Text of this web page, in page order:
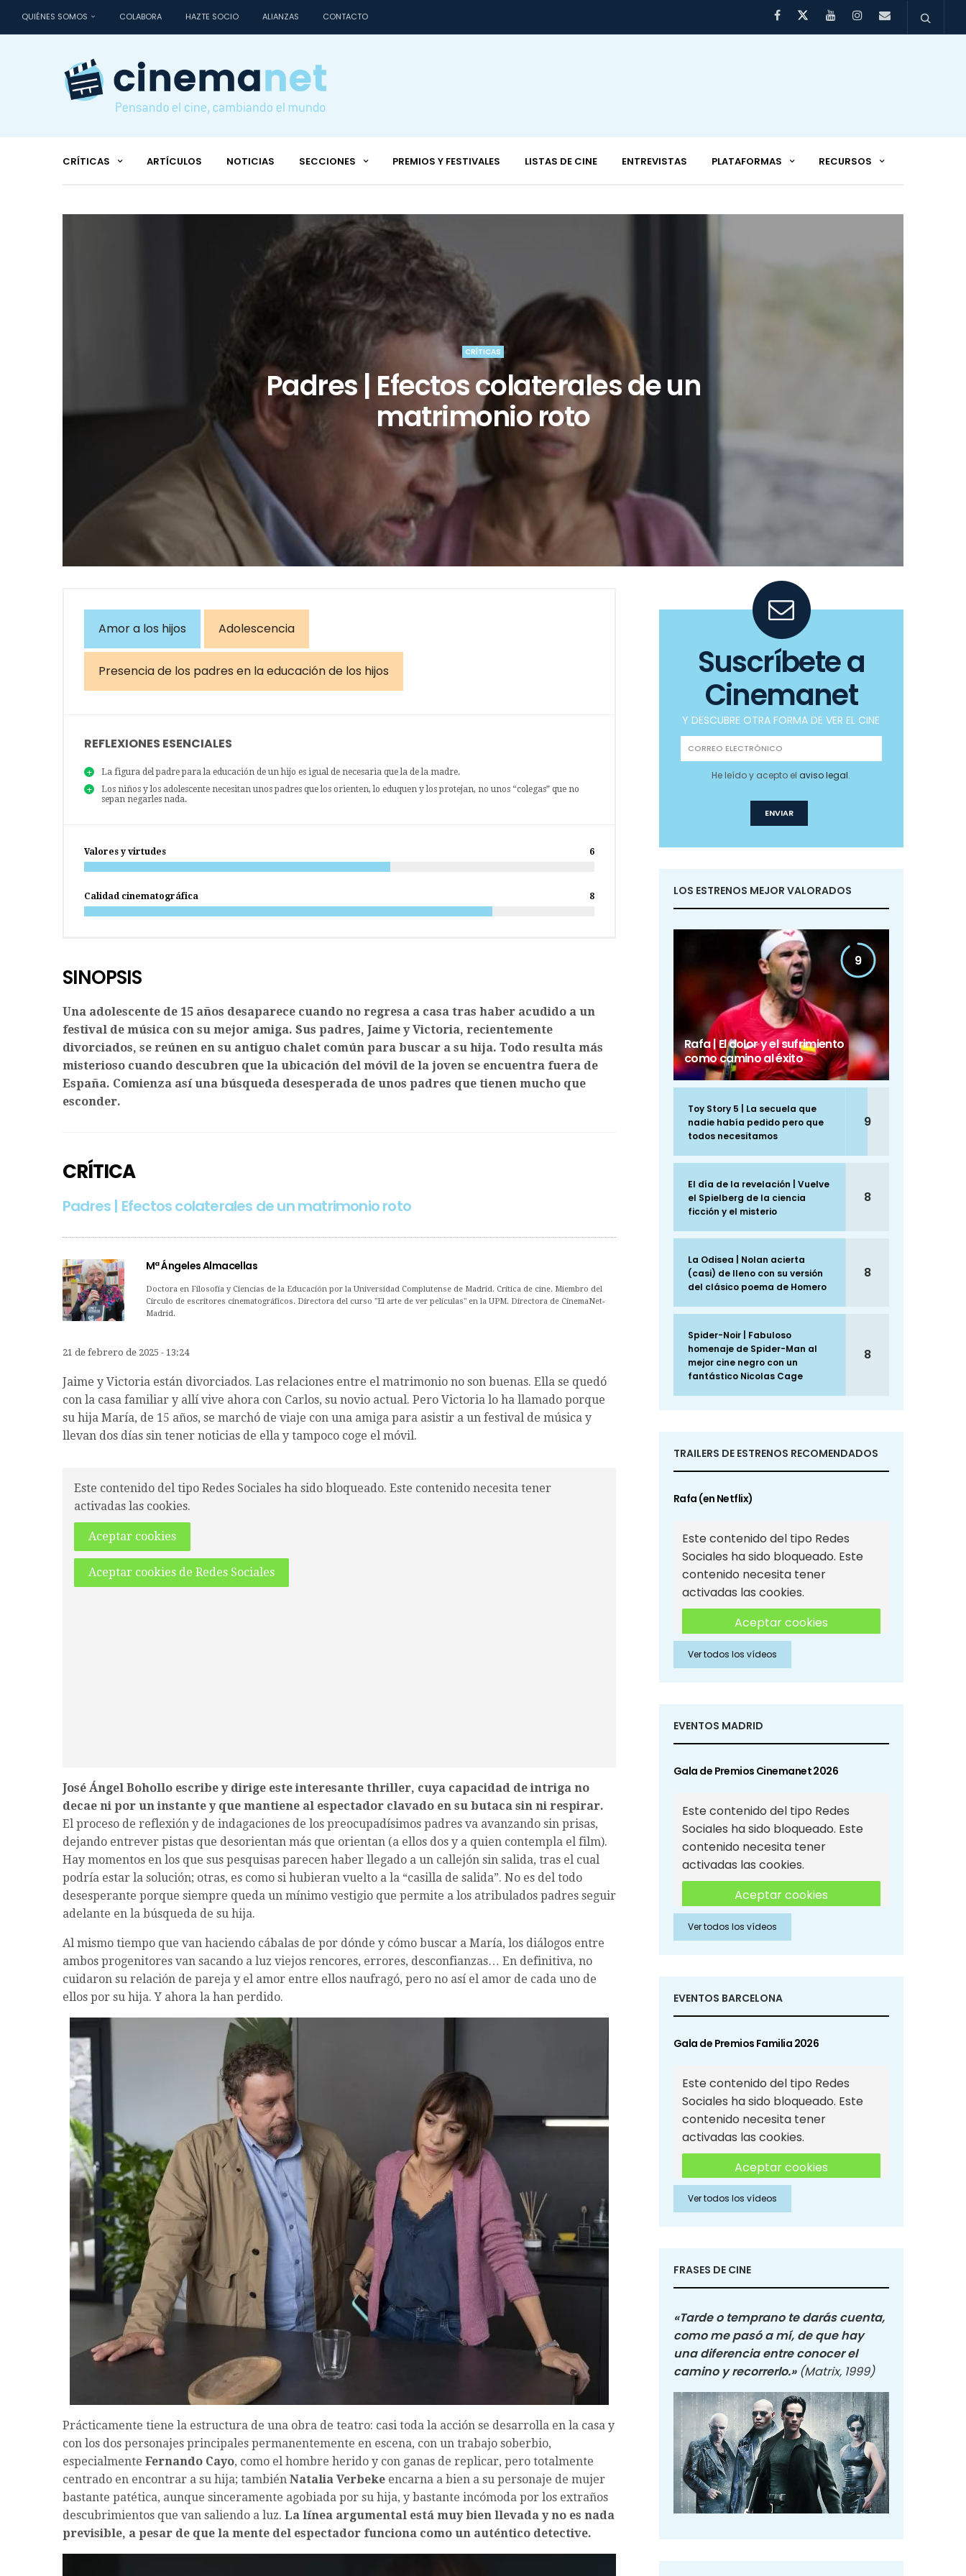
QUIÉNES SOMOS COLABORA HAZTE SOCIO ALIANZAS CONTACTO
CRÍTICAS ARTÍCULOS NOTICIAS SECCIONES PREMIOS Y FESTIVALES LISTAS DE CINE ENTREVISTAS PLATAFORMAS RECURSOS
CRÍTICAS
Padres | Efectos colaterales de un
matrimonio roto
Amor a los hijos Adolescencia
Presencia de los padres en la educación de los hijos
REFLEXIONES ESENCIALES
La figura del padre para la educación de un hijo es igual de necesaria que la de la madre.
Los niños y los adolescente necesitan unos padres que los orienten, lo eduquen y los protejan, no unos “colegas” que no
sepan negarles nada.
Valores y virtudes 6
Calidad cinematográfica 8
SINOPSIS
Una adolescente de 15 años desaparece cuando no regresa a casa tras haber acudido a un
festival de música con su mejor amiga. Sus padres, Jaime y Victoria, recientemente
divorciados, se reúnen en su antiguo chalet común para buscar a su hija. Todo resulta más
misterioso cuando descubren que la ubicación del móvil de la joven se encuentra fuera de
España. Comienza así una búsqueda desesperada de unos padres que tienen mucho que
esconder.
CRÍTICA
Padres | Efectos colaterales de un matrimonio roto
Mª Ángeles Almacellas
Doctora en Filosofía y Ciencias de la Educación por la Universidad Complutense de Madrid. Crítica de cine. Miembro del
Círculo de escritores cinematográficos. Directora del curso "El arte de ver películas" en la UPM. Directora de CinemaNet-
Madrid.
21 de febrero de 2025 - 13:24
Jaime y Victoria están divorciados. Las relaciones entre el matrimonio no son buenas. Ella se quedó
con la casa familiar y allí vive ahora con Carlos, su novio actual. Pero Victoria lo ha llamado porque
su hija María, de 15 años, se marchó de viaje con una amiga para asistir a un festival de música y
llevan dos días sin tener noticias de ella y tampoco coge el móvil.
Este contenido del tipo Redes Sociales ha sido bloqueado. Este contenido necesita tener
activadas las cookies.
Aceptar cookies
Aceptar cookies de Redes Sociales
José Ángel Bohollo escribe y dirige este interesante thriller, cuya capacidad de intriga no
decae ni por un instante y que mantiene al espectador clavado en su butaca sin ni respirar.
El proceso de reflexión y de indagaciones de los preocupadísimos padres va avanzando sin prisas,
dejando entrever pistas que desorientan más que orientan (a ellos dos y a quien contempla el film).
Hay momentos en los que sus pesquisas parecen haber llegado a un callejón sin salida, tras el cual
podría estar la solución; otras, es como si hubieran vuelto a la “casilla de salida”. No es del todo
desesperante porque siempre queda un mínimo vestigio que permite a los atribulados padres seguir
adelante en la búsqueda de su hija.
Al mismo tiempo que van haciendo cábalas de por dónde y cómo buscar a María, los diálogos entre
ambos progenitores van sacando a luz viejos rencores, errores, desconfianzas… En definitiva, no
cuidaron su relación de pareja y el amor entre ellos naufragó, pero no así el amor de cada uno de
ellos por su hija. Y ahora la han perdido.
Prácticamente tiene la estructura de una obra de teatro: casi toda la acción se desarrolla en la casa y
con los dos personajes principales permanentemente en escena, con un trabajo soberbio,
especialmente Fernando Cayo, como el hombre herido y con ganas de replicar, pero totalmente
centrado en encontrar a su hija; también Natalia Verbeke encarna a bien a su personaje de mujer
bastante patética, aunque sinceramente agobiada por su hija, y bastante incómoda por los extraños
descubrimientos que van saliendo a luz. La línea argumental está muy bien llevada y no es nada
previsible, a pesar de que la mente del espectador funciona como un auténtico detective.
Suscríbete a
Cinemanet
Y DESCUBRE OTRA FORMA DE VER EL CINE
He leído y acepto elaviso legal.
LOS ESTRENOS MEJOR VALORADOS
9
Rafa | El dolor y el sufrimiento
como camino al éxito
Toy Story 5 | La secuela que
nadie había pedido pero que
todos necesitamos
9
El día de la revelación | Vuelve
el Spielberg de la ciencia
ficción y el misterio
8
La Odisea | Nolan acierta
(casi) de lleno con su versión
del clásico poema de Homero
8
Spider-Noir | Fabuloso
homenaje de Spider-Man al
mejor cine negro con un
fantástico Nicolas Cage
8
TRAILERS DE ESTRENOS RECOMENDADOS
Rafa (en Netflix)
Este contenido del tipo Redes
Sociales ha sido bloqueado. Este
contenido necesita tener
activadas las cookies.
Aceptar cookies
Aceptar cookies de Redes
Sociales
Ver todos los vídeos
EVENTOS MADRID
Gala de Premios Cinemanet 2026
Este contenido del tipo Redes
Sociales ha sido bloqueado. Este
contenido necesita tener
activadas las cookies.
Aceptar cookies
Aceptar cookies de Redes
Sociales
Ver todos los vídeos
EVENTOS BARCELONA
Gala de Premios Familia 2026
Este contenido del tipo Redes
Sociales ha sido bloqueado. Este
contenido necesita tener
activadas las cookies.
Aceptar cookies
Aceptar cookies de Redes
Sociales
Ver todos los vídeos
FRASES DE CINE
«Tarde o temprano te darás cuenta,
como me pasó a mí, de que hay
una diferencia entre conocer el
camino y recorrerlo.» (Matrix, 1999)